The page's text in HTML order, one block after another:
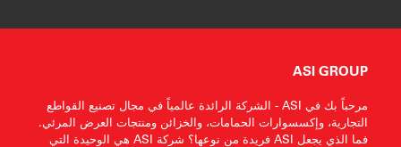
ASI GROUP
مرحباً بك في ASI - الشركة الرائدة عالمياً في مجال تصنيع القواطع
التجارية، وإكسسوارات الحمامات، والخزائن ومنتجات العرض المرئي.
فما الذي يجعل ASI فريدة من نوعها؟ شركة ASI هي الوحيدة التي